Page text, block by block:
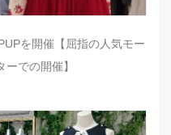
を開催【屈指の人気モー
での開催】